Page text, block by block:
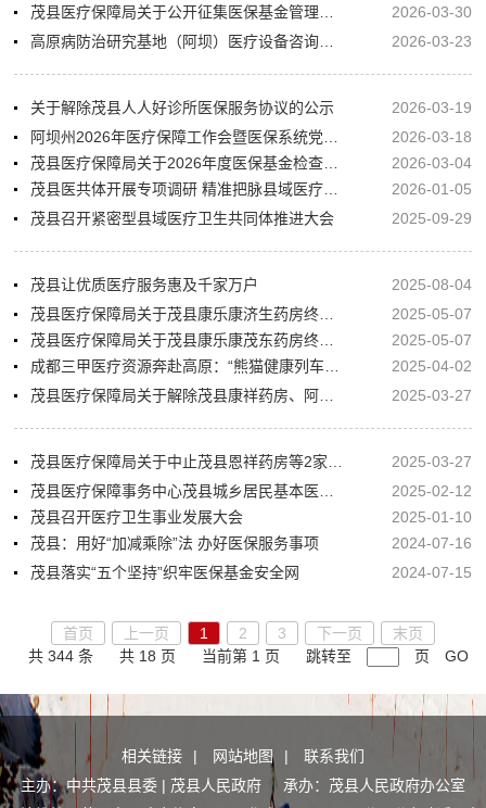
2026-03-30
2026-03-23
关于解除茂县人人好诊所医保服务协议的公示
2026-03-19
2026-03-18
2026-03-04
2026-01-05
茂县召开紧密型县域医疗卫生共同体推进大会
2025-09-29
茂县让优质医疗服务惠及千家万户
2025-08-04
2025-05-07
2025-05-07
2025-04-02
2025-03-27
2025-03-27
2025-02-12
茂县召开医疗卫生事业发展大会
2025-01-10
茂县：用好“加减乘除”法 办好医保服务事项
2024-07-16
茂县落实“五个坚持”织牢医保基金安全网
2024-07-15
首页 上一页 1 2 3 下一页
末页
共 344 条
共 18 页 当前第 1 页 跳转至 页 GO
相关链接 | 网站地图 |
联系我们
主办：中共茂县县委 | 茂县人民政府 承办：茂县人民政府办公室